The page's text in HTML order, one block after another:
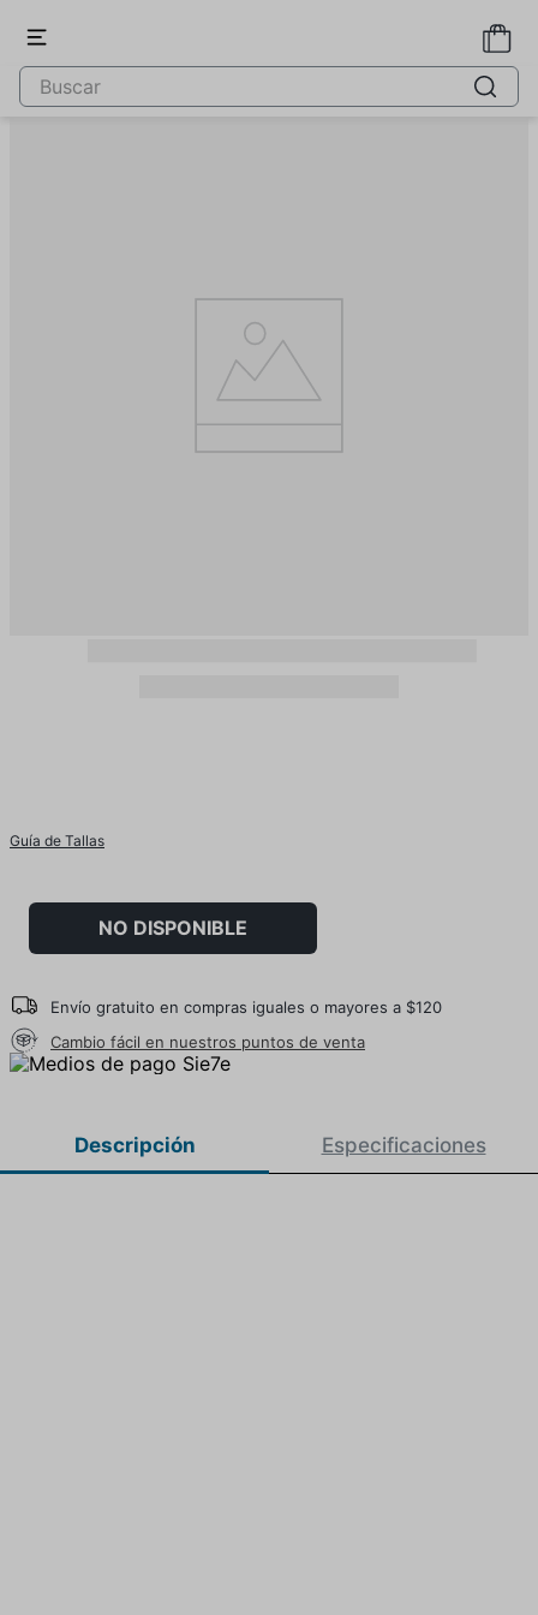
Guía de Tallas
NO DISPONIBLE
Envío gratuito en compras iguales o mayores a $120
Cambio fácil en nuestros puntos de venta
Descripción Especificaciones